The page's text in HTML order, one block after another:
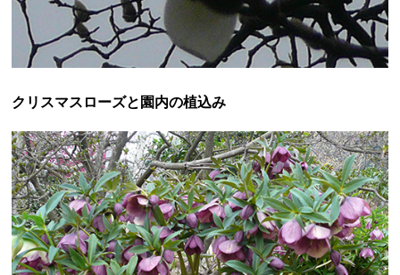
クリスマスローズと園内の植込み